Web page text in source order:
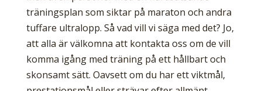
träningsplan som siktar på maraton och andra
tuffare ultralopp. Så vad vill vi säga med det? Jo,
att alla är välkomna att kontakta oss om de vill
komma igång med träning på ett hållbart och
skonsamt sätt. Oavsett om du har ett viktmål,